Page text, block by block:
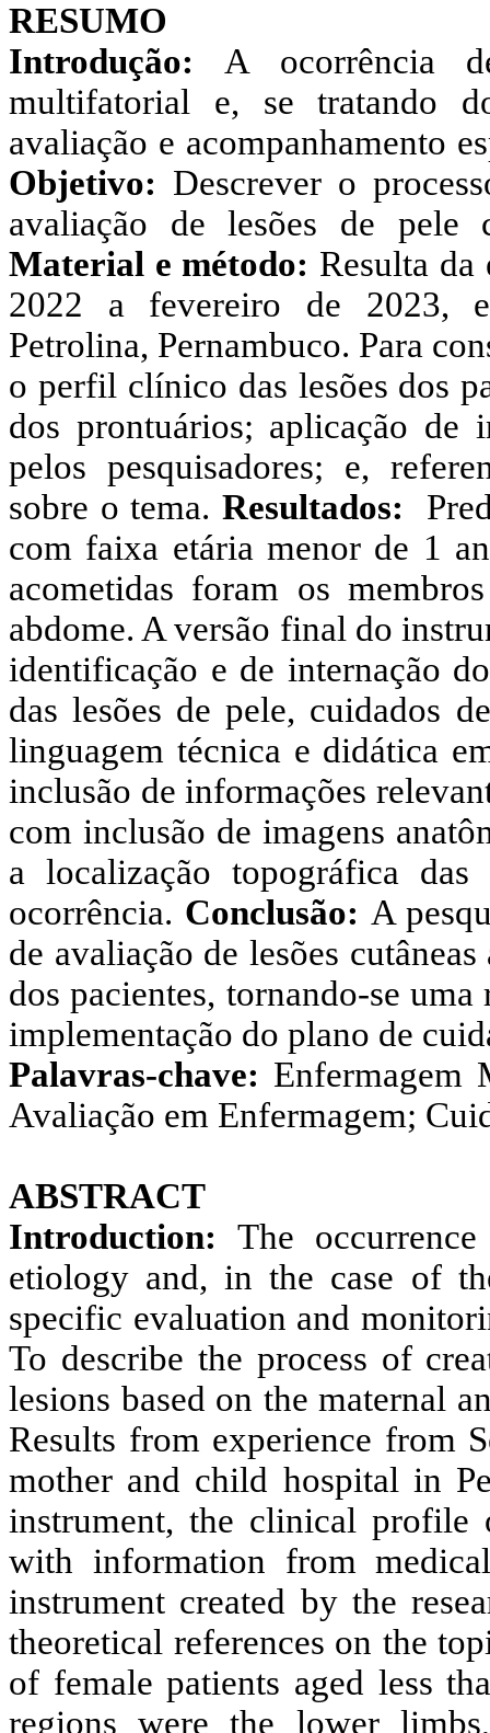
RESUMO
Introdução:A ocorrência
multifatorial e, se tratando
avaliação e acompanhamento
Objetivo: Descrever o
avaliação de lesões de pele
Material e método: Resulta da
2022 a fevereiro de 2023,
Petrolina, Pernambuco. Para
o perfil clínico das lesões dos
dos prontuários; aplicação de
pelos pesquisadores; e,
sobre o tema. Resultados:
com faixa etária menor de 1
acometidas foram os
abdome. A versão final do
identificação e de internação
das lesões de pele, cuidados
linguagem técnica e didática
inclusão de informações
com inclusão de imagens
a localização topográfica
ocorrência. Conclusão: A
de avaliação de lesões
dos pacientes, tornando-se
implementação do plano de
Palavras-chave: Enfermagem
Avaliação em Enfermagem;
ABSTRACT
Introduction: The
etiology and, in the case of
specific evaluation and
To describe the process of
lesions based on the maternal
Results from experience from
mother and child hospital in
instrument, the clinical profile
with information from
instrument created by the
theoretical references on the
of female patients aged less
regions were the lower